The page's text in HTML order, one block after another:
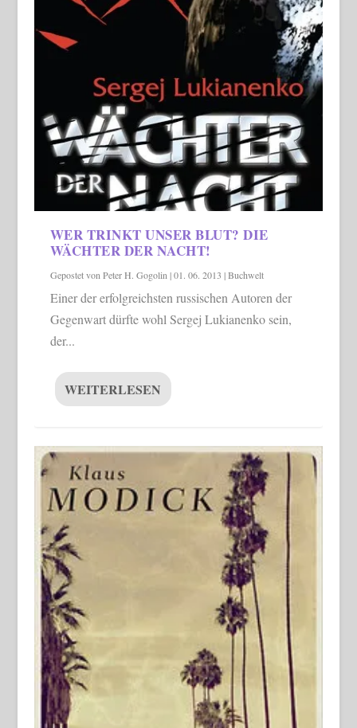
WER TRINKT UNSER BLUT? DIE
WÄCHTER DER NACHT!
Gepostet vonPeter H. Gogolin|01. 06. 2013 |Buchwelt
Einer der erfolgreichsten russischen Autoren der
Gegenwart dürfte wohl Sergej Lukianenko sein,
der...
WEITERLESEN